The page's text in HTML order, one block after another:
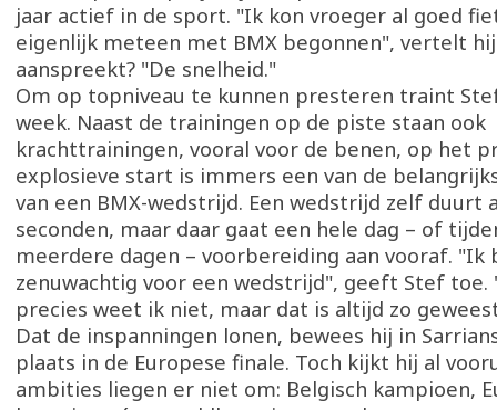
jaar actief in de sport. "Ik kon vroeger al goed
eigenlijk meteen met BMX begonnen", vertelt
aanspreekt? "De snelheid."
Om op topniveau te kunnen presteren traint
week. Naast de trainingen op de piste staan ook
krachttrainingen, vooral voor de benen, op het
explosieve start is immers een van de
van een BMX-wedstrijd. Een wedstrijd zelf duurt
seconden, maar daar gaat een hele dag – of
meerdere dagen – voorbereiding aan vooraf. "Ik
zenuwachtig voor een wedstrijd", geeft Stef toe.
precies weet ik niet, maar dat is altijd zo
Dat de inspanningen lonen, bewees hij in
plaats in de Europese finale. Toch kijkt hij al
ambities liegen er niet om: Belgisch kampioen,